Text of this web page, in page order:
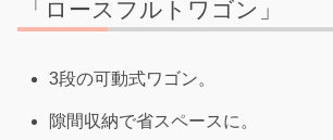
「ロースフルトワゴン」
3段の可動式ワゴン。
隙間収納で省スペースに。